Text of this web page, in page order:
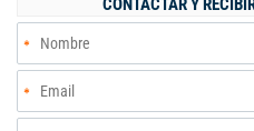
ASCENSOR, SERVICIOS
EDIFICIO NO TIENE PISCINA, NI
VENTA $ 380 MILLONES
CONTACTAR Y